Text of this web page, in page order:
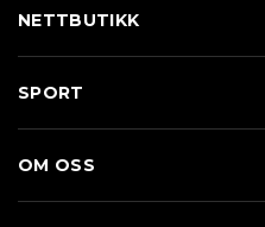
NETTBUTIKK
Sko
Merkevarer
SPORT
OM OSS